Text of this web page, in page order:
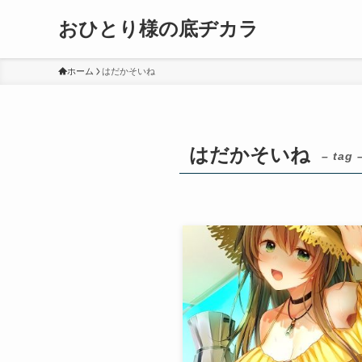
おひとり様の底ヂカラ
ホーム はだかそいね
はだかそいね – tag